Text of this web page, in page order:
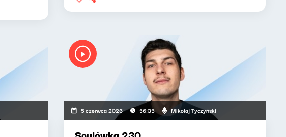
5 czerwca 2026 56:35 Mikołaj Tyczyński